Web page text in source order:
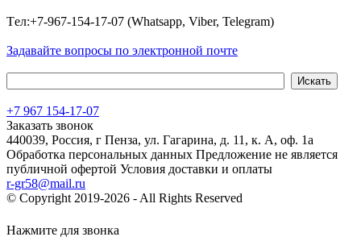
Tел:+7-967-154-17-07 (Whatsapp, Viber, Telegram)
Задавайте вопросы по электронной почте
+7 967 154-17-07
Заказать звонок
440039, Россия, г Пенза, ул. Гагарина, д. 11, к. А, оф. 1а
Обработка персональных данных Предложение не является
публичной офертой Условия доставки и оплаты
r-gr58@mail.ru
© Copyright 2019-2026 - All Rights Reserved
Нажмите для звонка